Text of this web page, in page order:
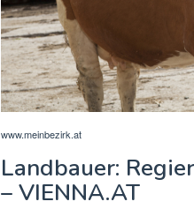
www.meinbezirk.at
Landbauer:
– VIENNA.AT